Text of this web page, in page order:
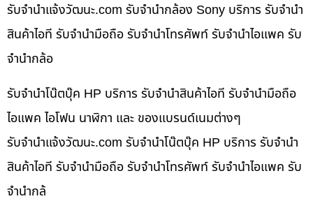
รับจํานําแจ้งวัฒนะ.com รับจำนำกล้อง Sony บริการ รับจำนำ
สินค้าไอที รับจำนำมือถือ รับจำนำโทรศัพท์ รับจำนำไอแพค รับ
จำนำกล้อ
รับจำนำโน๊ตบุ๊ค HP บริการ รับจำนำสินค้าไอที รับจำนำมือถือ
ไอแพค ไอโฟน นาฬิกา และ ของแบรนด์เนมต่างๆ
รับจํานําแจ้งวัฒนะ.com รับจำนำโน๊ตบุ๊ค HP บริการ รับจำนำ
สินค้าไอที รับจำนำมือถือ รับจำนำโทรศัพท์ รับจำนำไอแพค รับ
จำนำกล้